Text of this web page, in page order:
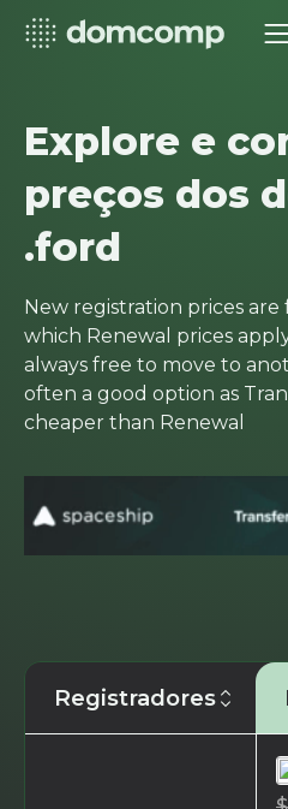
Explore e
preços dos
.ford
New registration prices
which Renewal prices
always free to move to
often a good option as
cheaper than Renewal
Registradores